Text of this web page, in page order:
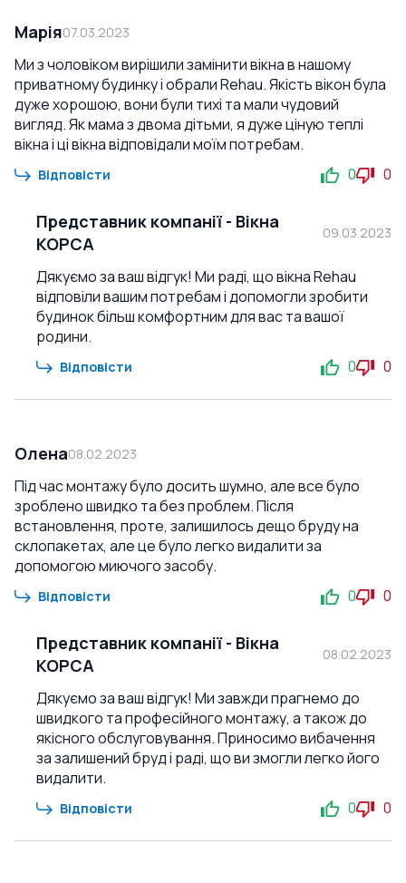
Марія07.03.2023
Ми з чоловіком вирішили замінити вікна в нашому
приватному будинку і обрали Rehau. Якість вікон була
дуже хорошою, вони були тихі та мали чудовий
вигляд. Як мама з двома дітьми, я дуже ціную теплі
вікна і ці вікна відповідали моїм потребам.
Відповісти 0 0
Представник компанії - Вікна
КОРСА
09.03.2023
Дякуємо за ваш відгук! Ми раді, що вікна Rehau
відповіли вашим потребам і допомогли зробити
будинок більш комфортним для вас та вашої
родини.
Відповісти 0 0
Олена08.02.2023
Під час монтажу було досить шумно, але все було
зроблено швидко та без проблем. Після
встановлення, проте, залишилось дещо бруду на
склопакетах, але це було легко видалити за
допомогою миючого засобу.
Відповісти 0 0
Представник компанії - Вікна
КОРСА
08.02.2023
Дякуємо за ваш відгук! Ми завжди прагнемо до
швидкого та професійного монтажу, а також до
якісного обслуговування. Приносимо вибачення
за залишений бруд і раді, що ви змогли легко його
видалити.
Відповісти 0 0